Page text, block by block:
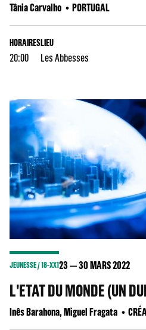
Tânia Carvalho PORTUGAL
HORAIRES
20:00
LIEU
Les Abbesses
JEUNESSE / 18-XX123 30MARS 2022
L'ETAT DU MONDE (UN
Inês Barahona, Miguel Fragata